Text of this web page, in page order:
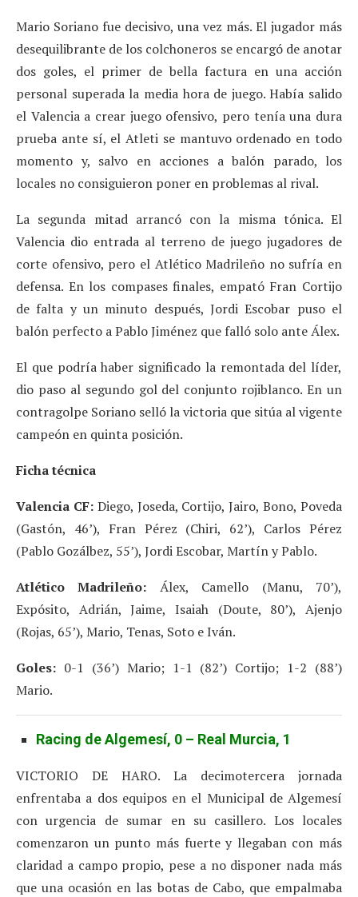
Mario Soriano fue decisivo, una vez más. El jugador más
desequilibrante de los colchoneros se encargó de anotar
dos goles, el primer de bella factura en una acción
personal superada la media hora de juego. Había salido
el Valencia a crear juego ofensivo, pero tenía una dura
prueba ante sí, el Atleti se mantuvo ordenado en todo
momento y, salvo en acciones a balón parado, los
locales no consiguieron poner en problemas al rival.
La segunda mitad arrancó con la misma tónica. El
Valencia dio entrada al terreno de juego jugadores de
corte ofensivo, pero el Atlético Madrileño no sufría en
defensa. En los compases finales, empató Fran Cortijo
de falta y un minuto después, Jordi Escobar puso el
balón perfecto a Pablo Jiménez que falló solo ante Álex.
El que podría haber significado la remontada del líder,
dio paso al segundo gol del conjunto rojiblanco. En un
contragolpe Soriano selló la victoria que sitúa al vigente
campeón en quinta posición.
Ficha técnica
Valencia CF:Diego, Joseda, Cortijo, Jairo, Bono, Poveda
(Gastón, 46’), Fran Pérez (Chiri, 62’), Carlos Pérez
(Pablo Gozálbez, 55’), Jordi Escobar, Martín y Pablo.
Atlético Madrileño: Álex, Camello (Manu, 70’),
Expósito, Adrián, Jaime, Isaiah (Doute, 80’), Ajenjo
(Rojas, 65’), Mario, Tenas, Soto e Iván.
Goles: 0-1 (36’) Mario; 1-1 (82’) Cortijo; 1-2 (88’)
Mario.
Racing de Algemesí, 0 – Real Murcia, 1
VICTORIO DE HARO. La decimotercera jornada
enfrentaba a dos equipos en el Municipal de Algemesí
con urgencia de sumar en su casillero. Los locales
comenzaron un punto más fuerte y llegaban con más
claridad a campo propio, pese a no disponer nada más
que una ocasión en las botas de Cabo, que empalmaba